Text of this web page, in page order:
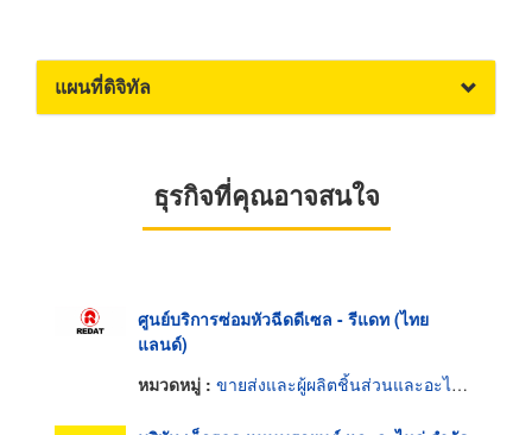
แผนที่ดิจิทัล
ธุรกิจที่คุณอาจสนใจ
ศูนย์บริการซ่อมหัวฉีดดีเซล - รีแดท (ไทย
แลนด์)
หมวดหมู่ : ขายส่งและผู้ผลิตชิ้นส่วนและอะไหล่รถยนต์